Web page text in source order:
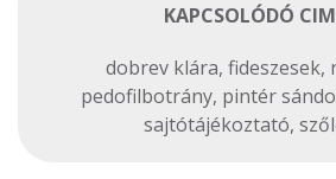
KAPCSOLÓDÓ
dobrev klára, fideszesek,
pedofilbotrány, pintér
sajtótájékoztató,